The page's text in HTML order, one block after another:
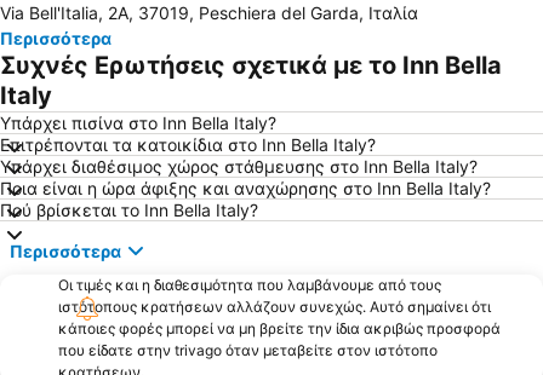
Πάρκο Στούντιο Μούβιλαντ
Città Vecchia Lazise
Borghetto
Αεροδρόμιο Valerio Catullo di Verona Villafranca
Piazza Bra
Via Bell'Italia, 2A, 37019, Peschiera del Garda, Ιταλία
Περισσότερα
Συχνές Ερωτήσεις σχετικά με το Inn Bella
Italy
Υπάρχει πισίνα στο Inn Bella Italy?
Επιτρέπονται τα κατοικίδια στο Inn Bella Italy?
Υπάρχει διαθέσιμος χώρος στάθμευσης στο Inn Bella Italy?
Ποια είναι η ώρα άφιξης και αναχώρησης στο Inn Bella Italy?
Πού βρίσκεται το Inn Bella Italy?
Περισσότερα
Οι τιμές και η διαθεσιμότητα που λαμβάνουμε από τους
ιστότοπους κρατήσεων αλλάζουν συνεχώς. Αυτό σημαίνει ότι
κάποιες φορές μπορεί να μη βρείτε την ίδια ακριβώς προσφορά
που είδατε στην trivago όταν μεταβείτε στον ιστότοπο